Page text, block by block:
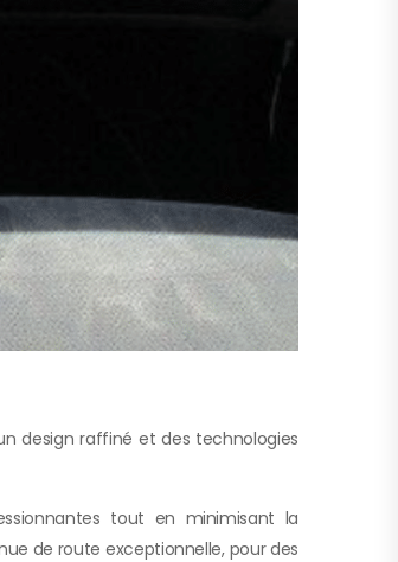
design raffiné et des technologies
tout en minimisant la
de route exceptionnelle, pour des